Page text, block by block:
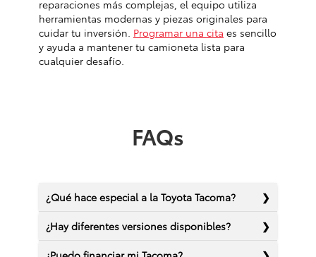
reparaciones más complejas, el equipo utiliza
herramientas modernas y piezas originales para
cuidar tu inversión. Programar una cita es sencillo
y ayuda a mantener tu camioneta lista para
cualquier desafío.
FAQs
¿Qué hace especial a la Toyota Tacoma?
¿Hay diferentes versiones disponibles?